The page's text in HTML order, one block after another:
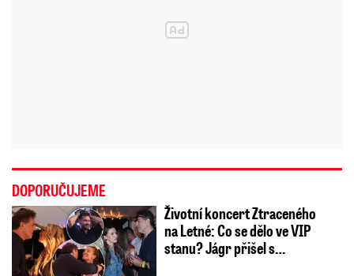
DOPORUČUJEME
Životní koncert Ztraceného
na Letné: Co se dělo ve VIP
stanu? Jágr přišel s…